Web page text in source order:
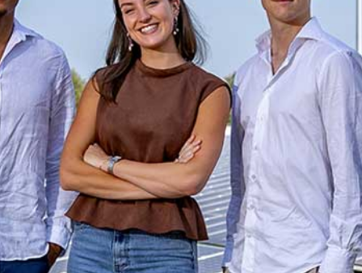
INSCHRIJVEN
ONZE TRAINEES
ONZE ALUMNI
VACATURES
ORGANISATIES